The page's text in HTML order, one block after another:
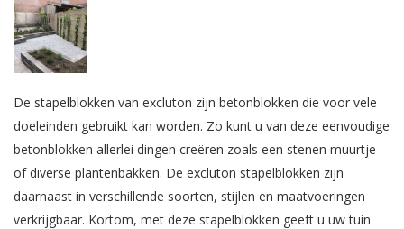
De stapelblokken van excluton zijn betonblokken die voor vele
doeleinden gebruikt kan worden. Zo kunt u van deze eenvoudige
betonblokken allerlei dingen creëren zoals een stenen muurtje
of diverse plantenbakken. De excluton stapelblokken zijn
daarnaast in verschillende soorten, stijlen en maatvoeringen
verkrijgbaar. Kortom, met deze stapelblokken geeft u uw tuin